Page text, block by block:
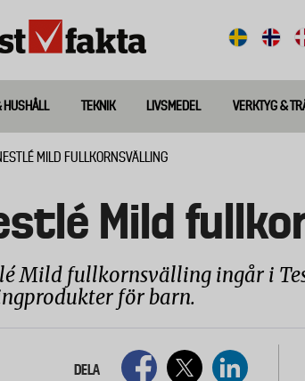
HUSHÅLL TEKNIK LIVSMEDEL VERKTYG &
MILD FULLKORNSVÄLLING
Mild
Mild fullkornsvälling ingår i
för barn.
DELA